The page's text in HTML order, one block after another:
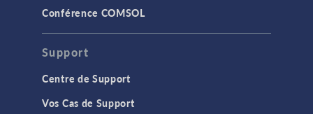
Conférence COMSOL
Support
Centre de Support
Vos Cas de Support